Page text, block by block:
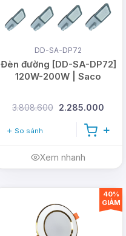
DD-SA-DP72
Đèn đường [DD-SA-DP72]
120W-200W | Saco
3.808.600 2.285.000
So sánh
Xem nhanh
40%
GIẢM